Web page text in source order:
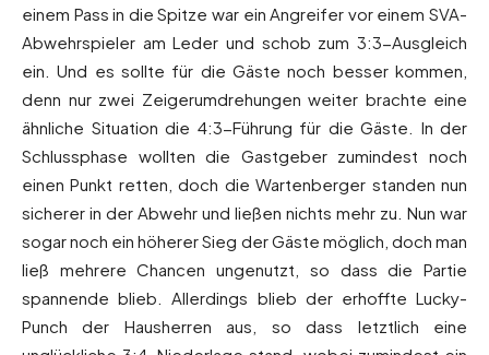
einem Pass in die Spitze war ein Angreifer vor einem SVA-
Abwehrspieler am Leder und schob zum 3:3-Ausgleich
ein. Und es sollte für die Gäste noch besser kommen,
denn nur zwei Zeigerumdrehungen weiter brachte eine
ähnliche Situation die 4:3-Führung für die Gäste. In der
Schlussphase wollten die Gastgeber zumindest noch
einen Punkt retten, doch die Wartenberger standen nun
sicherer in der Abwehr und ließen nichts mehr zu. Nun war
sogar noch ein höherer Sieg der Gäste möglich, doch man
ließ mehrere Chancen ungenutzt, so dass die Partie
spannende blieb. Allerdings blieb der erhoffte Lucky-
Punch der Hausherren aus, so dass letztlich eine